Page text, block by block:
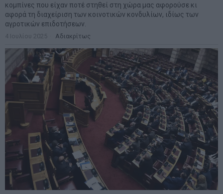
κομπίνες που είχαν ποτέ στηθεί στη χώρα μας αφορούσε κι
αφορά τη διαχείριση των κοινοτικών κονδυλίων, ιδίως των
αγροτικών επιδοτήσεων.
4 Ιουλίου 2025 Αδιακρίτως